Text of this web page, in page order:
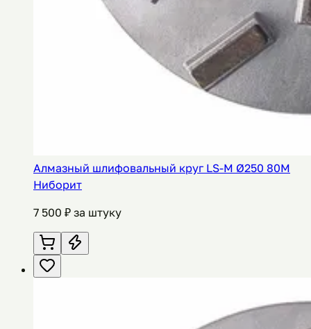
Алмазный шлифовальный круг LS-M Ø250 80M
Ниборит
7 500 ₽ за штуку